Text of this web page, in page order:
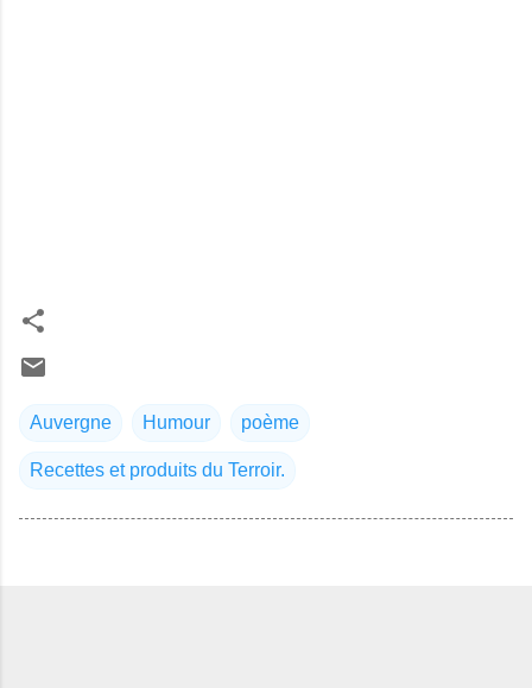
Auvergne Humour poème
Recettes et produits du Terroir.